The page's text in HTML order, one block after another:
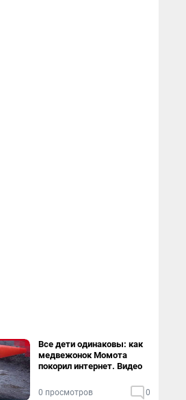
Все дети одинаковы: как
медвежонок Момота
покорил интернет. Видео
0 просмотров 0